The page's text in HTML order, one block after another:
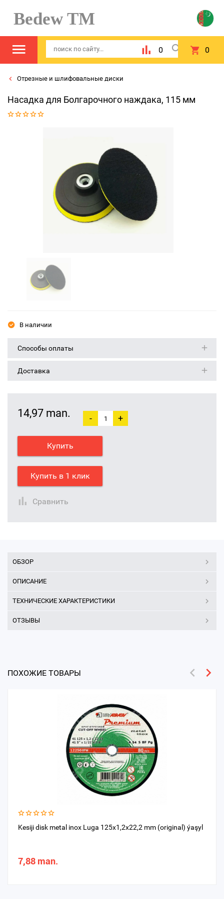
Bedew TM
0 0
Отрезные и шлифовальные диски
Насадка для Болгарочного наждака, 115 мм
В наличии
Способы оплаты
Доставка
14,97 man. - +
Купить
Купить в 1 клик
Сравнить
ОБЗОР
ОПИСАНИЕ
ТЕХНИЧЕСКИЕ ХАРАКТЕРИСТИКИ
ОТЗЫВЫ
ПОХОЖИЕ ТОВАРЫ
Kesiji disk metal inox Luga 125x1,2x22,2 mm (original) ýaşyl
7,88 man.